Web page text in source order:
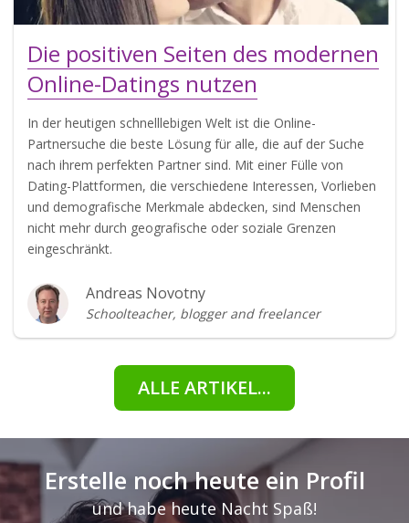
Die positiven Seiten des modernen
Online-Datings nutzen
In der heutigen schnelllebigen Welt ist die Online-
Partnersuche die beste Lösung für alle, die auf der Suche
nach ihrem perfekten Partner sind. Mit einer Fülle von
Dating-Plattformen, die verschiedene Interessen, Vorlieben
und demografische Merkmale abdecken, sind Menschen
nicht mehr durch geografische oder soziale Grenzen
eingeschränkt.
Andreas Novotny
Schoolteacher, blogger and freelancer
ALLE ARTIKEL...
Erstelle noch heute ein Profil
und habe heute Nacht Spaß!